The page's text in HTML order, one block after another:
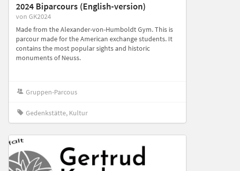
2024 Biparcours (English-version)
von GK2024
Made from the Alexander-von-Humboldt Gym. This is
parcour made for the American exchange students. It
contains the most popular sights and historic
monuments of Neuss.
Gruppen-Parcous
Gedenkstätte, Kultur